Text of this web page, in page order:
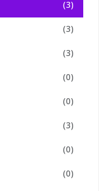
(3)
(3)
(3)
(0)
(0)
(3)
(0)
(0)